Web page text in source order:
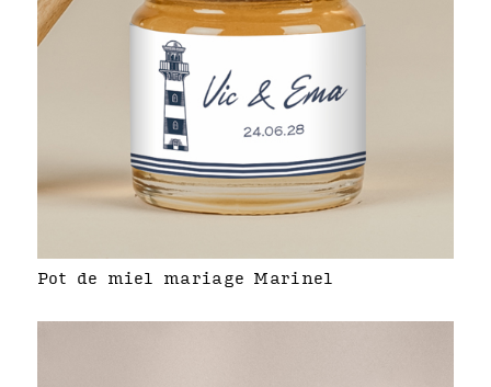
Pot de miel mariage Marinel